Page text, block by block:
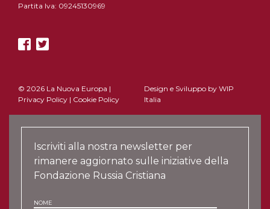
Partita Iva: 09245130969
© 2026 La Nuova Europa |
Privacy Policy | Cookie Policy
Design e Sviluppo by WIP
Italia
Iscriviti alla nostra newsletter per
rimanere aggiornato sulle iniziative della
Fondazione Russia Cristiana
NOME